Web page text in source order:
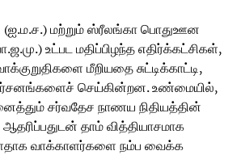
(ஐ.ம.ச.) மற்றும் ஸ்ரீலங்கா பொதுஊன
உட்பட மதிப்பிழந்த எதிர்க்கட்சிகள்,
மீறியதை சுட்டிக்காட்டி,
செய்கின்றன. உண்மையில்,
சர்வதேச நாணய நிதியத்தின்
தாம் வித்தியாசமாக
வாக்காளர்களை நம்ப வைக்க